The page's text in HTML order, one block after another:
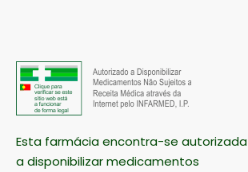
Esta farmácia encontra-se autorizada
a disponibilizar medicamentos